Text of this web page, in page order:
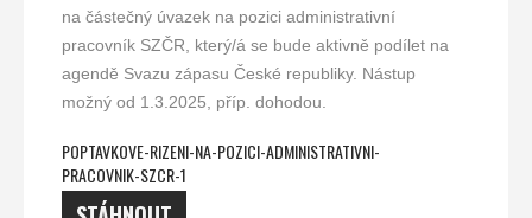
na částečný úvazek na pozici administrativní
pracovník SZČR, který/á se bude aktivně podílet na
agendě Svazu zápasu České republiky. Nástup
možný od 1.3.2025, příp. dohodou.
POPTAVKOVE-RIZENI-NA-POZICI-ADMINISTRATIVNI-
PRACOVNIK-SZCR-1